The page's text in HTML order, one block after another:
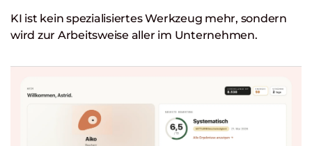
KI ist kein spezialisiertes Werkzeug mehr, sondern
wird zur Arbeitsweise aller im Unternehmen.